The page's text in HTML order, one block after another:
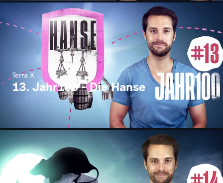
Terra X
13. Jahr100 - Die Hanse